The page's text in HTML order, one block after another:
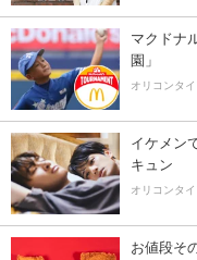
マクドナ
園」
オリコンタ
イケメン
キュン
オリコンタ
お値段そ